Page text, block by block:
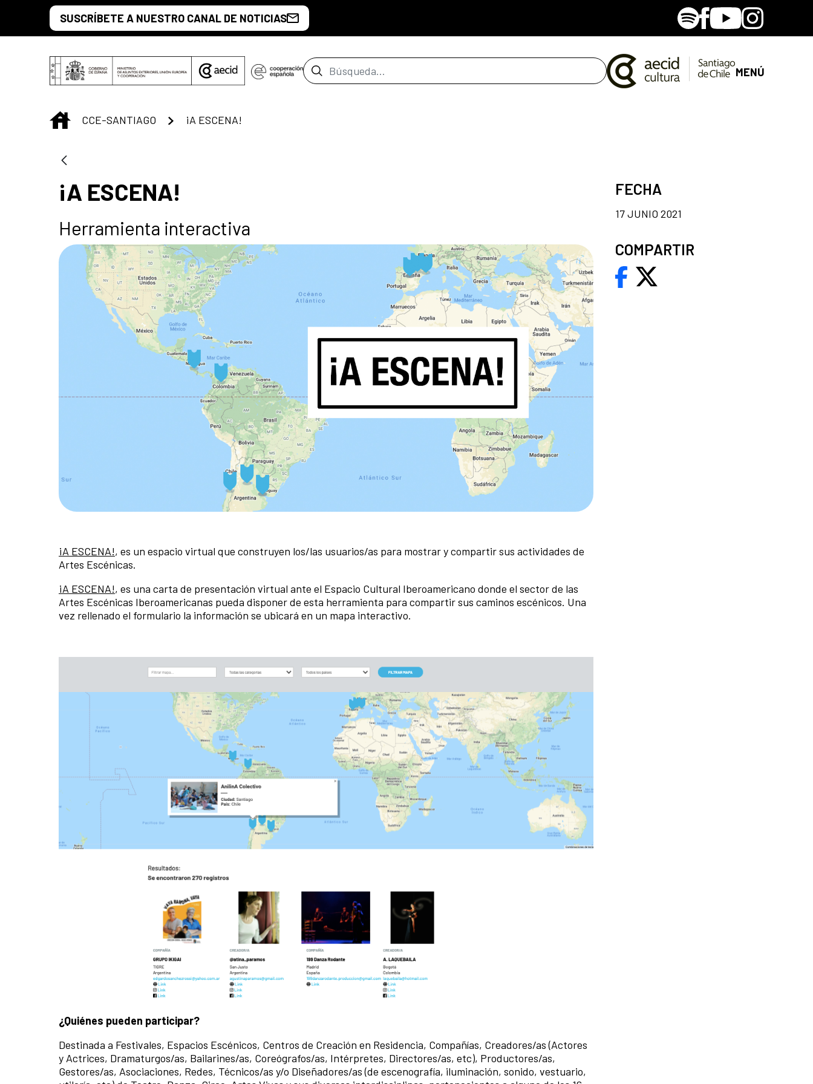
Saltar al contenido principal
SUSCRÍBETE A NUESTRO CANAL DE NOTICIAS SpotifyFacebook
YoutubeInstagram
Barra de búsqueda MENÚ
INICIO
CCE-SANTIAGO ¡A ESCENA!
¡A ESCENA!
Herramienta interactiva
¡A ESCENA!, es un espacio virtual que construyen los/las usuarios/as para mostrar y compartir sus actividades de
Artes Escénicas.
¡A ESCENA!, es una carta de presentación virtual ante el Espacio Cultural Iberoamericano donde el sector de las
Artes Escénicas Iberoamericanas pueda disponer de esta herramienta para compartir sus caminos escénicos. Una
vez rellenado el formulario la información se ubicará en un mapa interactivo.
¿Quiénes pueden participar?
Destinada a Festivales, Espacios Escénicos, Centros de Creación en Residencia, Compañías, Creadores/as (Actores
y Actrices, Dramaturgos/as, Bailarines/as, Coreógrafos/as, Intérpretes, Directores/as, etc), Productores/as,
Gestores/as, Asociaciones, Redes, Técnicos/as y/o Diseñadores/as (de escenografía, iluminación, sonido, vestuario,
FECHA
17 JUNIO 2021
COMPARTIR